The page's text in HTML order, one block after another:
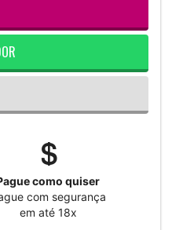
como quiser
com segurança
em até 18x